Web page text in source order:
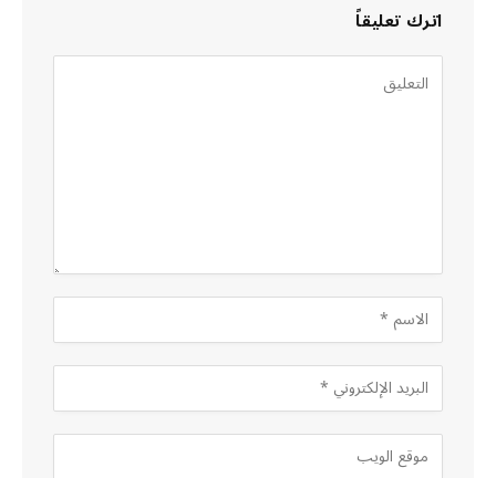
اترك تعليقاً